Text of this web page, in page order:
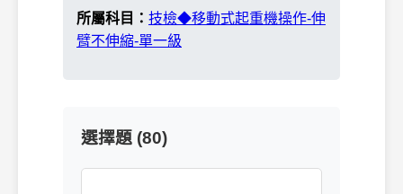
所屬科目： 技檢◆移動式起重機操作-伸
臂不伸縮-單一級
選擇題 (80)